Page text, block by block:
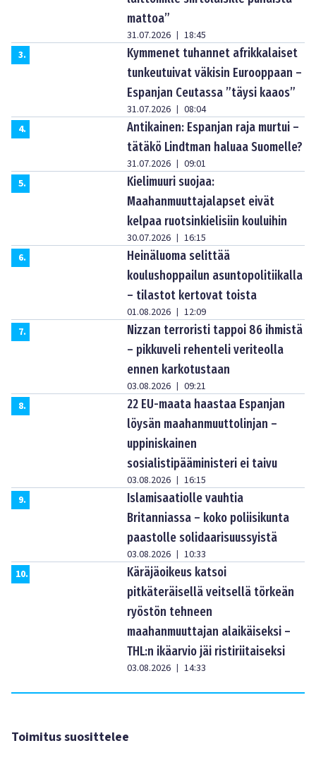
mattoa”
31.07.2026 | 18:45
3.
Kymmenet tuhannet afrikkalaiset
tunkeutuivat väkisin Eurooppaan –
Espanjan Ceutassa ”täysi kaaos”
31.07.2026 | 08:04
4.
Antikainen: Espanjan raja murtui –
tätäkö Lindtman haluaa Suomelle?
31.07.2026 | 09:01
5.
Kielimuuri suojaa:
Maahanmuuttajalapset eivät
kelpaa ruotsinkielisiin kouluihin
30.07.2026 | 16:15
6.
Heinäluoma selittää
koulushoppailun asuntopolitiikalla
– tilastot kertovat toista
01.08.2026 | 12:09
7.
Nizzan terroristi tappoi 86 ihmistä
– pikkuveli rehenteli veriteolla
ennen karkotustaan
03.08.2026 | 09:21
8.
22 EU-maata haastaa Espanjan
löysän maahanmuuttolinjan –
uppiniskainen
sosialistipääministeri ei taivu
03.08.2026 | 16:15
9.
Islamisaatiolle vauhtia
Britanniassa – koko poliisikunta
paastolle solidaarisuussyistä
03.08.2026 | 10:33
10.
Käräjäoikeus katsoi
pitkäteräisellä veitsellä törkeän
ryöstön tehneen
maahanmuuttajan alaikäiseksi –
THL:n ikäarvio jäi ristiriitaiseksi
03.08.2026 | 14:33
Toimitus suosittelee